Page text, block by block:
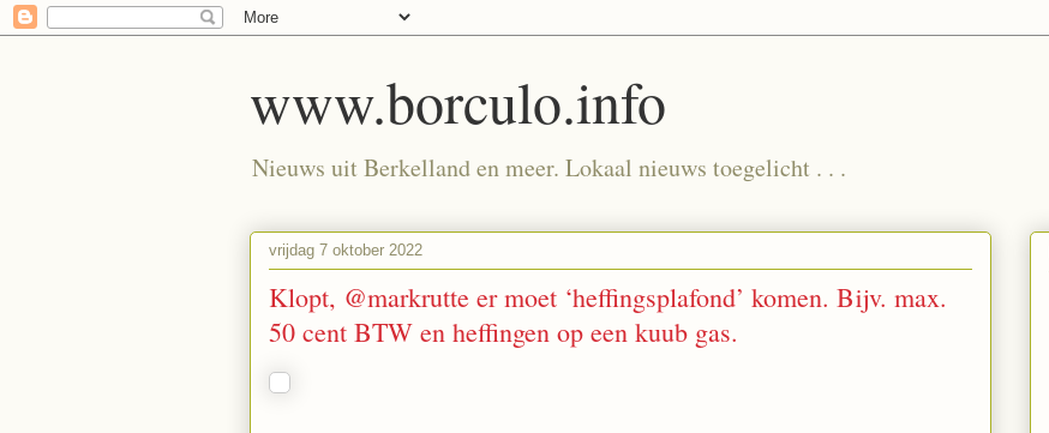
www.borculo.info
Nieuws uit Berkelland en meer. Lokaal nieuws toegelicht . . .
vrijdag 7 oktober 2022
Klopt, @markrutte er moet ‘heffingsplafond’ komen. Bijv. max.
50 cent BTW en heffingen op een kuub gas.